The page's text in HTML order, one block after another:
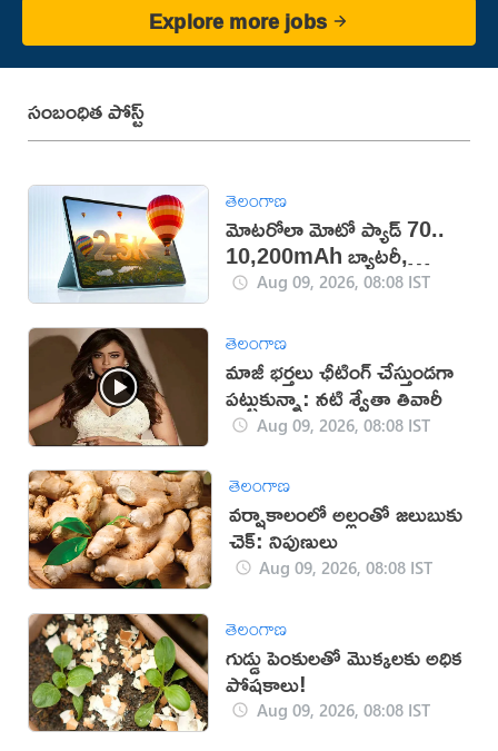
Explore more jobs
సంబంధిత పోస్ట్
తెలంగాణ
మోటరోలా మోటో ప్యాడ్ 70..
10,200mAh బ్యాటరీ,
5Gతో కొత్త టాబ్లెట్ విడుదల
Aug 09, 2026, 08:08 IST
తెలంగాణ
మాజీ భర్తలు ఛీటింగ్ చేస్తుండగా
పట్టుకున్నా: నటి శ్వేతా తివారీ
Aug 09, 2026, 08:08 IST
తెలంగాణ
వర్షాకాలంలో అల్లంతో జలుబుకు
చెక్: నిపుణులు
Aug 09, 2026, 08:08 IST
తెలంగాణ
గుడ్డు పెంకులతో మొక్కలకు అధిక
పోషకాలు!
Aug 09, 2026, 08:08 IST